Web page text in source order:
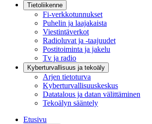
Tietoliikenne
Fi-verkkotunnukset
Puhelin ja laajakaista
Viestintäverkot
Radioluvat ja -taajuudet
Postitoiminta ja jakelu
Tv ja radio
Kyberturvallisuus ja tekoäly
Arjen tietoturva
Kyberturvallisuuskeskus
Datatalous ja datan välittäminen
Tekoälyn sääntely
Etusivu